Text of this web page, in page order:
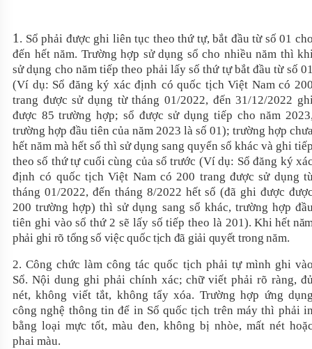
1 . Sổ phải được ghi liên tục theo thứ tự, bắt đầu từ số 01
đến hết năm. Trường hợp sử dụng sổ cho nhiều năm thì
sử dụng cho năm tiếp theo phải lấy số thứ tự bắt đầu từ số
(Ví dụ: Sổ đăng ký xác định có quốc tịchViệt Nam có
trang được sử dụng từ tháng 01/2022, đến 31/12/2022
được 85 trường hợp; sổ được sử dụng tiếp cho năm 2023
trường hợp đầu tiên của năm 2023 là số 01); trường hợp
hết năm mà hết sổ thì sử dụng sang quyển sổ khác và ghi
theo số thứ tự cuối cùng của sổ trước (Ví dụ: Sổđăng ký
định có quốc tịchViệt Nam có 200 trang được sử dụng
tháng 01/2022, đến tháng 8/2022 hết sổ (đã ghi được
200 trường hợp) thì sử dụng sang sổ khác, trường hợp
tiên ghi vào sổ thứ 2 sẽ lấy số tiếp theo là 201). Khi hết
phải ghi rõ tổng số việc quốc tịch đã giải quyết trong năm.
2. Công chức làm công tác quốc tịch phải tự mình ghi
Sổ. Nội dung ghi phải chính xác; chữ viết phải rõ ràng,
nét, không viết tắt, không tẩy xóa. Trường hợp ứng
công nghệ thông tin để in Sổ quốc tịch trên máy thì phải
bằng loại mực tốt, màu đen, không bị nhòe, mất nét
phai màu.